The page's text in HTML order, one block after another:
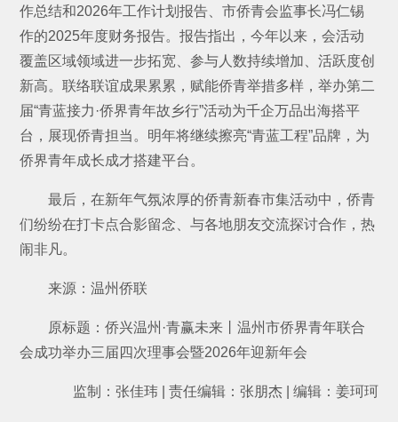
作总结和2026年工作计划报告、市侨青会监事长冯仁锡
作的2025年度财务报告。报告指出，今年以来，会活动
覆盖区域领域进一步拓宽、参与人数持续增加、活跃度创
新高。联络联谊成果累累，赋能侨青举措多样，举办第二
届“青蓝接力·侨界青年故乡行”活动为千企万品出海搭平
台，展现侨青担当。明年将继续擦亮“青蓝工程”品牌，为
侨界青年成长成才搭建平台。
最后，在新年气氛浓厚的侨青新春市集活动中，侨青
们纷纷在打卡点合影留念、与各地朋友交流探讨合作，热
闹非凡。
来源：温州侨联
原标题：侨兴温州·青赢未来丨温州市侨界青年联合
会成功举办三届四次理事会暨2026年迎新年会
监制：张佳玮 | 责任编辑：张朋杰 | 编辑：姜珂珂